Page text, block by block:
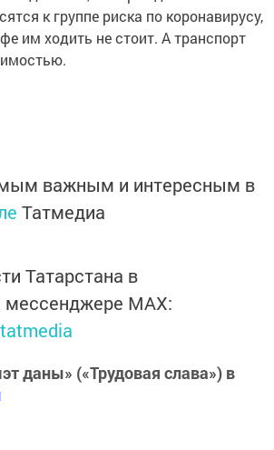
к группе риска по коронавирусу,
им ходить не стоит. А транспорт
важным и интересным в
Татмедиа
Татарстана в
мессенджере MАХ:
даны» («Трудовая слава») в